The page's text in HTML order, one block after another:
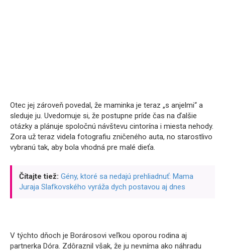
Otec jej zároveň povedal, že maminka je teraz „s anjelmi“ a
sleduje ju. Uvedomuje si, že postupne príde čas na ďalšie
otázky a plánuje spoločnú návštevu cintorína i miesta nehody.
Zora už teraz videla fotografiu zničeného auta, no starostlivo
vybranú tak, aby bola vhodná pre malé dieťa.
Čítajte tiež: Gény, ktoré sa nedajú prehliadnuť: Mama
Juraja Slafkovského vyráža dych postavou aj dnes
V týchto dňoch je Borárosovi veľkou oporou rodina aj
partnerka Dóra. Zdôraznil však, že ju nevníma ako náhradu